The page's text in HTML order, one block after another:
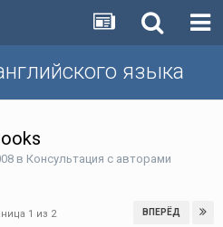
языка
в Консультация с авторами
ВПЕРЁД
1 из 2